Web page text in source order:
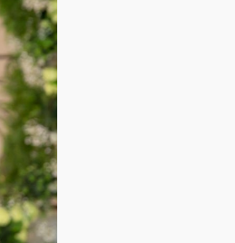
フォトギャラリー
CEREMONY
挙式
CUISINE
料理
RANKING
口コミランキング
GUEST
ご列席者の皆さまへ